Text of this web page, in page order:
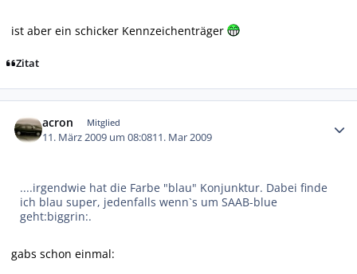
ist aber ein schicker Kennzeichenträger
Zitat
acron Mitglied
11. März 2009 um 08:0811. Mar 2009
....irgendwie hat die Farbe "blau" Konjunktur. Dabei finde
ich blau super, jedenfalls wenn`s um SAAB-blue
geht:biggrin:.
gabs schon einmal: